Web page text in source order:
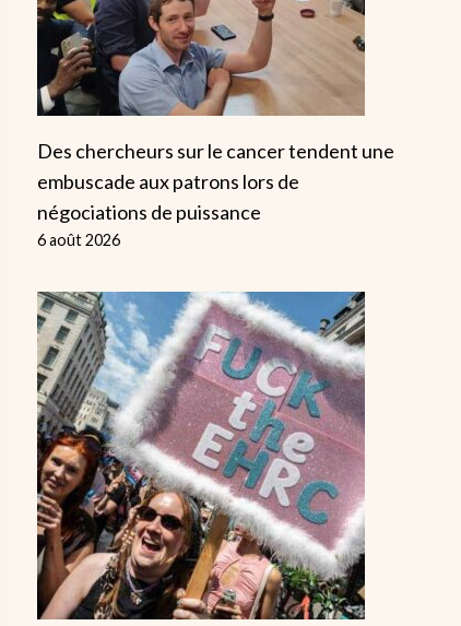
Des chercheurs sur le cancer tendent une
embuscade aux patrons lors de
négociations de puissance
6 août 2026